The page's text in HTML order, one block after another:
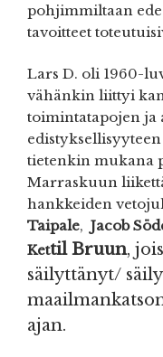
pohjimmiltaan
tavoitteet
Lars D. oli 1960-
vähänkin liittyi
toimintatapojen ja
tietenkin mukana
Marraskuun
hankkeiden
Taipale, Jacob
Kettil Bruun,
säilyttänyt/
ajan.